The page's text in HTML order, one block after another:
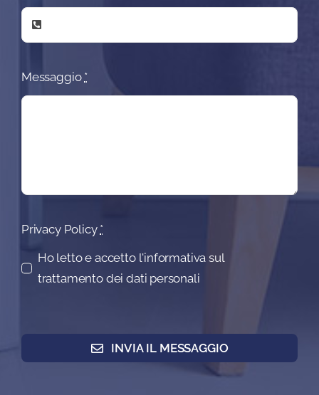
Messaggio *
Privacy Policy *
Ho letto e accetto l'informativa sul
trattamento dei dati personali
INVIA IL MESSAGGIO